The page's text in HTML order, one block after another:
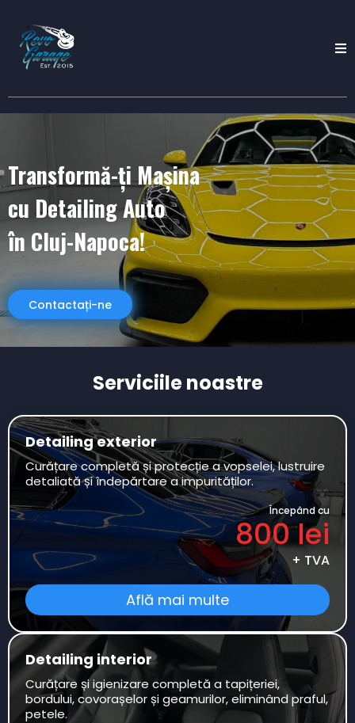
Transformă-ți Mașina
cu Detailing Auto
în Cluj-Napoca!
Contactați-ne
Serviciile noastre
Detailing exterior
Curățare completă și protecție a vopselei, lustruire
detaliată și îndepărtare a impurităților.
Începând cu
800 lei
+ TVA
Află mai multe
Detailing interior
Curățare și igienizare completă a tapițeriei,
bordului, covorașelor și geamurilor, eliminând praful,
petele.